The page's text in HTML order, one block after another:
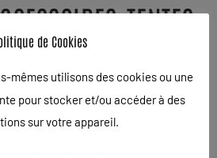
TENTES-
21
de Cookies
mêmes utilisons des cookies ou une
pour stocker et/ou accéder à des
sur votre appareil.